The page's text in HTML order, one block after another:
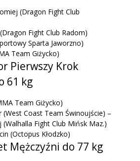
(Dragon Fight Club
(Dragon Fight Club Radom)
Sparta Jaworzno)
Team Giżycko)
Pierwszy Krok
61 kg
Team Giżycko)
(West Coast Team Świnoujście) –
(Walhalla Fight Club Mińsk Maz.)
(Octopus Kłodzko)
Mężczyźni do 77 kg